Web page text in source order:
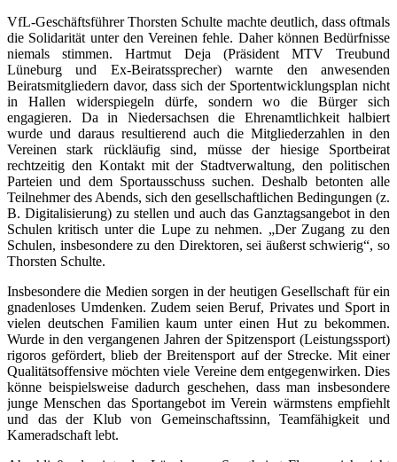
VfL-Geschäftsführer Thorsten Schulte machte deutlich, dass oftmals
die Solidarität unter den Vereinen fehle. Daher können Bedürfnisse
niemals stimmen. Hartmut Deja (Präsident MTV Treubund
Lüneburg und Ex-Beiratssprecher) warnte den anwesenden
Beiratsmitgliedern davor, dass sich der Sportentwicklungsplan nicht
in Hallen widerspiegeln dürfe, sondern wo die Bürger sich
engagieren. Da in Niedersachsen die Ehrenamtlichkeit halbiert
wurde und daraus resultierend auch die Mitgliederzahlen in den
Vereinen stark rückläufig sind, müsse der hiesige Sportbeirat
rechtzeitig den Kontakt mit der Stadtverwaltung, den politischen
Parteien und dem Sportausschuss suchen. Deshalb betonten alle
Teilnehmer des Abends, sich den gesellschaftlichen Bedingungen (z.
B. Digitalisierung) zu stellen und auch das Ganztagsangebot in den
Schulen kritisch unter die Lupe zu nehmen. „Der Zugang zu den
Schulen, insbesondere zu den Direktoren, sei äußerst schwierig“, so
Thorsten Schulte.
Insbesondere die Medien sorgen in der heutigen Gesellschaft für ein
gnadenloses Umdenken. Zudem seien Beruf, Privates und Sport in
vielen deutschen Familien kaum unter einen Hut zu bekommen.
Wurde in den vergangenen Jahren der Spitzensport (Leistungssport)
rigoros gefördert, blieb der Breitensport auf der Strecke. Mit einer
Qualitätsoffensive möchten viele Vereine dem entgegenwirken. Dies
könne beispielsweise dadurch geschehen, dass man insbesondere
junge Menschen das Sportangebot im Verein wärmstens empfiehlt
und das der Klub von Gemeinschaftssinn, Teamfähigkeit und
Kameradschaft lebt.